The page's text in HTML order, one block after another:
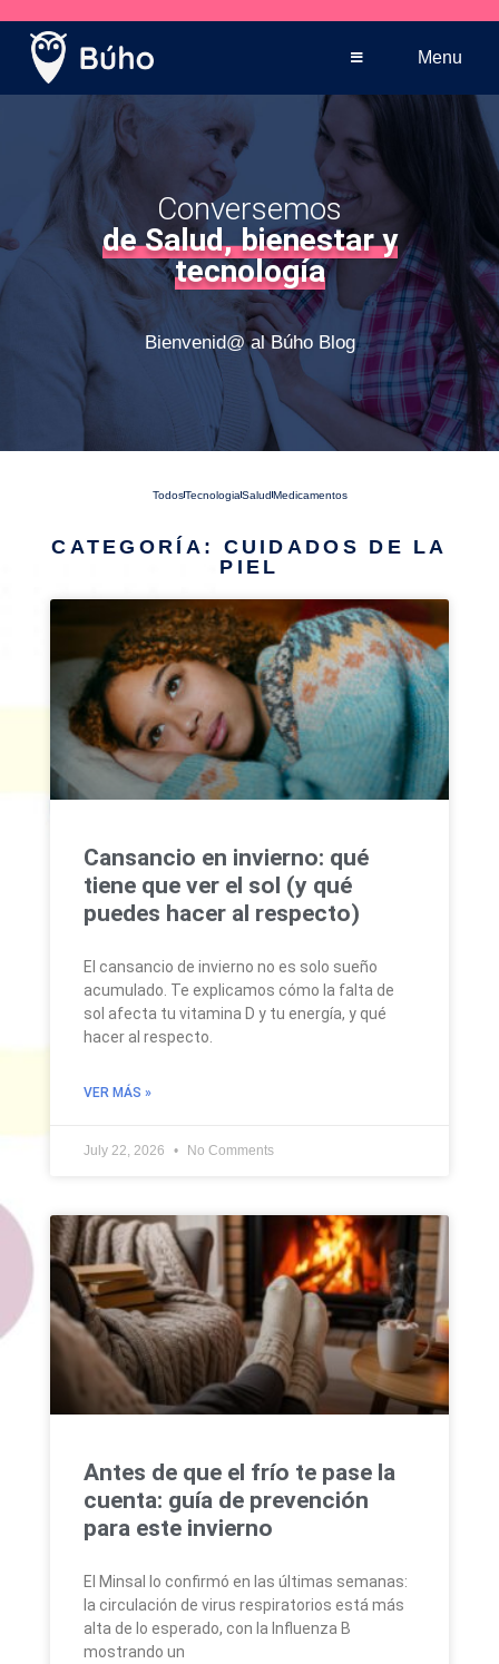
Venta telefónica+569 5005 3590
Menu
Conversemos
de Salud, bienestar y
tecnología
Bienvenid@ al Búho Blog
TodosTecnologiaSaludMedicamentos
CATEGORÍA: CUIDADOS DE LA
PIEL
Cansancio en invierno: qué
tiene que ver el sol (y qué
puedes hacer al respecto)
El cansancio de invierno no es solo sueño
acumulado. Te explicamos cómo la falta de
sol afecta tu vitamina D y tu energía, y qué
hacer al respecto.
VER MÁS »
July 22, 2026 No Comments
Antes de que el frío te pase la
cuenta: guía de prevención
para este invierno
El Minsal lo confirmó en las últimas semanas:
la circulación de virus respiratorios está más
alta de lo esperado, con la Influenza B
mostrando un